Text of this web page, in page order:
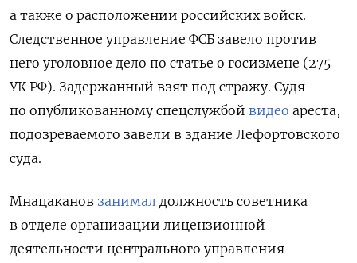
а также о расположении российских войск.
Следственное управление ФСБ завело против
него уголовное дело по статье о госизмене (275
УК РФ). Задержанный взят под стражу. Судя
по опубликованному спецслужбой видео ареста,
подозреваемого завели в здание Лефортовского
суда.
Мнацаканов занимал должность советника
в отделе организации лицензионной
деятельности центрального управления